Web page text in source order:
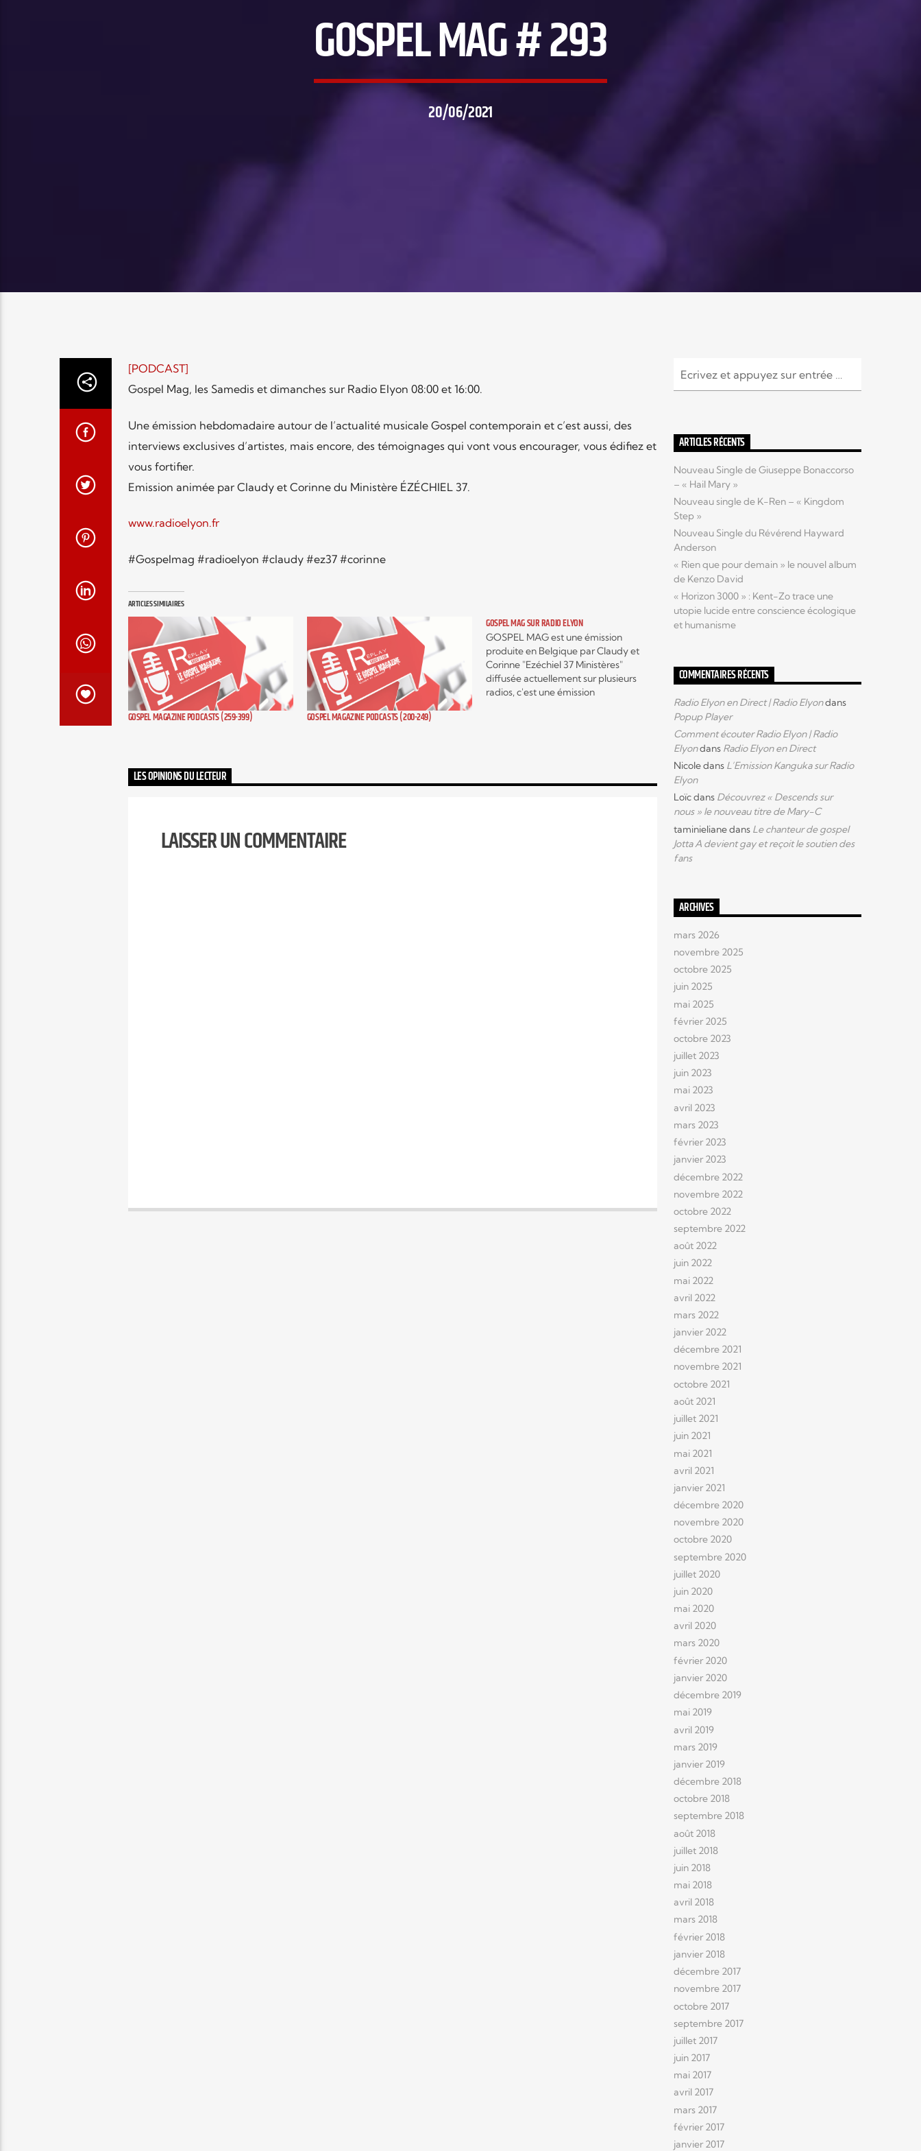
GOSPEL MAG # 293
20/06/2021
[PODCAST]
Gospel Mag, les Samedis et dimanches sur Radio Elyon 08:00 et 16:00.
Une émission hebdomadaire autour de l’actualité musicale Gospel contemporain et c’est aussi, des
interviews exclusives d’artistes, mais encore, des témoignages qui vont vous encourager, vous édifiez et
vous fortifier.
Emission animée par Claudy et Corinne du Ministère ÉZÉCHIEL 37.
www.radioelyon.fr
#Gospelmag #radioelyon #claudy #ez37 #corinne
ARTICLES SIMILAIRES
GOSPEL MAGAZINE PODCASTS (259-399) GOSPEL MAGAZINE PODCASTS (200-249)
GOSPEL MAG SUR RADIO ELYON
GOSPEL MAG est une émission
produite en Belgique par Claudy et
Corinne "Ezéchiel 37 Ministères"
diffusée actuellement sur plusieurs
radios, c'est une émission
fortifier.…
LES OPINIONS DU LECTEUR
LAISSER UN COMMENTAIRE
ARTICLES RÉCENTS
Nouveau Single de Giuseppe Bonaccorso
– « Hail Mary »
Nouveau single de K-Ren – « Kingdom
Step »
Nouveau Single du Révérend Hayward
Anderson
« Rien que pour demain » le nouvel album
de Kenzo David
« Horizon 3000 » : Kent-Zo trace une
utopie lucide entre conscience écologique
et humanisme
COMMENTAIRES RÉCENTS
Radio Elyon en Direct | Radio Elyondans
Popup Player
Comment écouter Radio Elyon | Radio
Elyondans Radio Elyon en Direct
Nicoledans L’Emission Kanguka sur Radio
Elyon
Loïcdans Découvrez « Descends sur
nous » le nouveau titre de Mary-C
taminielianedans Le chanteur de gospel
Jotta A devient gay et reçoit le soutien des
fans
ARCHIVES
mars 2026
novembre 2025
octobre 2025
juin 2025
mai 2025
février 2025
octobre 2023
juillet 2023
juin 2023
mai 2023
avril 2023
mars 2023
février 2023
janvier 2023
décembre 2022
novembre 2022
octobre 2022
septembre 2022
août 2022
juin 2022
mai 2022
avril 2022
mars 2022
janvier 2022
décembre 2021
novembre 2021
octobre 2021
août 2021
juillet 2021
juin 2021
mai 2021
avril 2021
janvier 2021
décembre 2020
novembre 2020
octobre 2020
septembre 2020
juillet 2020
juin 2020
mai 2020
avril 2020
mars 2020
février 2020
janvier 2020
décembre 2019
mai 2019
avril 2019
mars 2019
janvier 2019
décembre 2018
octobre 2018
septembre 2018
août 2018
juillet 2018
juin 2018
mai 2018
avril 2018
mars 2018
février 2018
janvier 2018
décembre 2017
novembre 2017
octobre 2017
septembre 2017
juillet 2017
juin 2017
mai 2017
avril 2017
mars 2017
février 2017
janvier 2017